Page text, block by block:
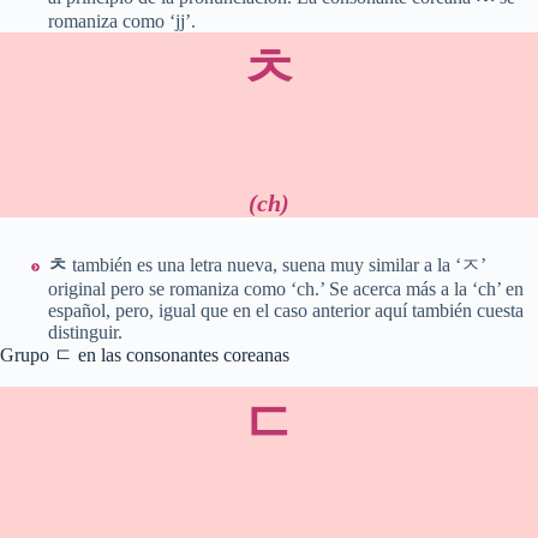
romaniza como ‘jj’.
ㅊ
(ch)
ㅊ también es una letra nueva, suena muy similar a la ‘ㅈ’
original pero se romaniza como ‘ch.’ Se acerca más a la ‘ch’ en
español, pero, igual que en el caso anterior aquí también cuesta
distinguir.
Grupo ㄷ en las consonantes coreanas
ㄷ